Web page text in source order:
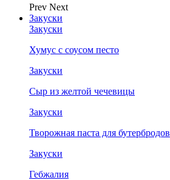
Prev Next
Закуски
Закуски
Хумус с соусом песто
Закуски
Сыр из желтой чечевицы
Закуски
Творожная паста для бутербродов
Закуски
Гебжалия